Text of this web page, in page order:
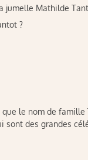
jumelle Mathilde
?
le nom de
des grandes